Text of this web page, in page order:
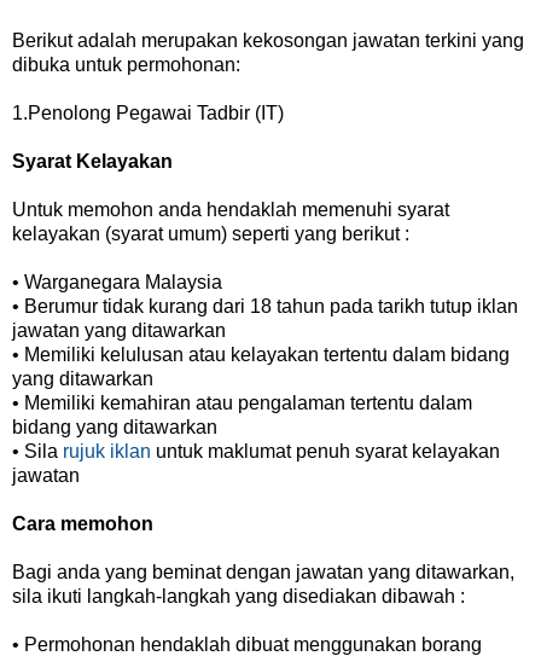
Berikut adalah merupakan kekosongan jawatan terkini yang
dibuka untuk permohonan:
1.Penolong Pegawai Tadbir (IT)
Syarat Kelayakan
Untuk memohon anda hendaklah memenuhi syarat
kelayakan (syarat umum) seperti yang berikut :
• Warganegara Malaysia
• Berumur tidak kurang dari 18 tahun pada tarikh tutup iklan
jawatan yang ditawarkan
• Memiliki kelulusan atau kelayakan tertentu dalam bidang
yang ditawarkan
• Memiliki kemahiran atau pengalaman tertentu dalam
bidang yang ditawarkan
• Sila rujuk iklan untuk maklumat penuh syarat kelayakan
jawatan
Cara memohon
Bagi anda yang beminat dengan jawatan yang ditawarkan,
sila ikuti langkah-langkah yang disediakan dibawah :
• Permohonan hendaklah dibuat menggunakan borang